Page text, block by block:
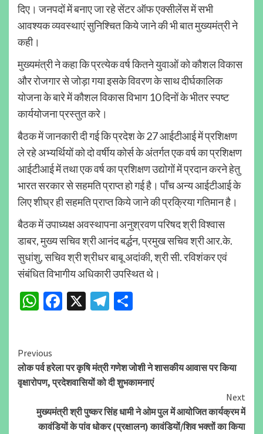
दिए। जनपदों में बनाए जा रहे सेंटर ऑफ एक्सीलेंस में सभी
आवश्यक व्यवस्थाएं सुनिश्चित किये जाने की भी बात मुख्यमंत्री ने
कही।
मुख्यमंत्री ने कहा कि प्रत्येक वर्ष कितने युवाओं को कौशल विकास
और रोजगार से जोड़ा गया इसके विवरण के साथ दीर्घकालिक
योजना के बारे में कौशल विकास विभाग 10 दिनों के भीतर स्पष्ट
कार्ययोजना प्रस्तुत करे।
बैठक में जानकारी दी गई कि प्रदेश के 27 आईटीआई में प्रशिक्षण
ले रहे अभ्यर्थियों को दो वर्षीय कोर्स के अंतर्गत एक वर्ष का प्रशिक्षण
आईटीआई में तथा एक वर्ष का प्रशिक्षण उद्योगों में प्रदान करने हेतु
भारत सरकार से सहमति प्राप्त हो गई है। पाँच अन्य आईटीआई के
लिए शीघ्र ही सहमति प्राप्त किये जाने की प्रक्रिया गतिमान है।
बैठक में उपाध्यक्ष अवस्थापना अनुश्रवण परिषद श्री विश्वास
डाबर, मुख्य सचिव श्री आनंद बर्द्धन, प्रमुख सचिव श्री आर.के.
सुधांशु, सचिव श्री श्रीधर बाबू अदांकी, श्री सी. रविशंकर एवं
संबंधित विभागीय अधिकारी उपस्थित थे।
WhatsApp
Facebook
X Telegram
Continue
Reading
Previous
लोक पर्व हरेला पर कृषि मंत्री गणेश जोशी ने शासकीय आवास पर किया
वृक्षारोपण, प्रदेशवासियों को दी शुभकामनाएं
Next
मुख्यमंत्री श्री पुष्कर सिंह धामी ने ओम पुल में आयोजित कार्यक्रम में
कावंडियों के पांव धोकर (प्रक्षालन) कावंडियों/शिव भक्तों का किया